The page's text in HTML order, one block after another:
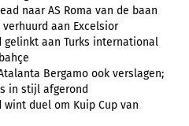
naar AS Roma van de baan
aan Excelsior
gelinkt aan Turks international
Bergamo ook verslagen;
in stijl afgerond
wint duel om Kuip Cup van